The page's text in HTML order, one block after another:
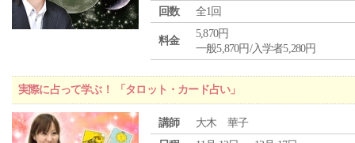
回数
全1回
料金
5,870円
一般5,870円/入学者5,280円
実際に占って学ぶ！ 「タロット・カード占い」
講師
大木 華子